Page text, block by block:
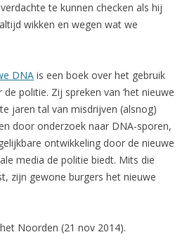
te kunnen checken als hij
wikken en wegen wat we
DNA is een boek over het gebruik
politie. Zij spreken van ‘het nieuwe
jaren tal van misdrijven (alsnog)
door onderzoek naar DNA-sporen,
ontwikkeling door de nieuwe
media de politie biedt. Mits die
zijn gewone burgers het nieuwe
Noorden (21 nov 2014).